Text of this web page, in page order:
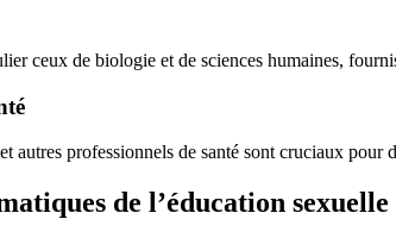
ceux de biologie et de sciences humaines,
autres professionnels de santé sont cruciaux
de l’éducation sexuelle